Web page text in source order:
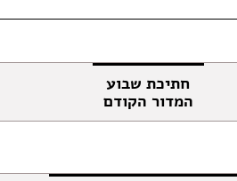
חתיכת שבוע
המדור הקודם